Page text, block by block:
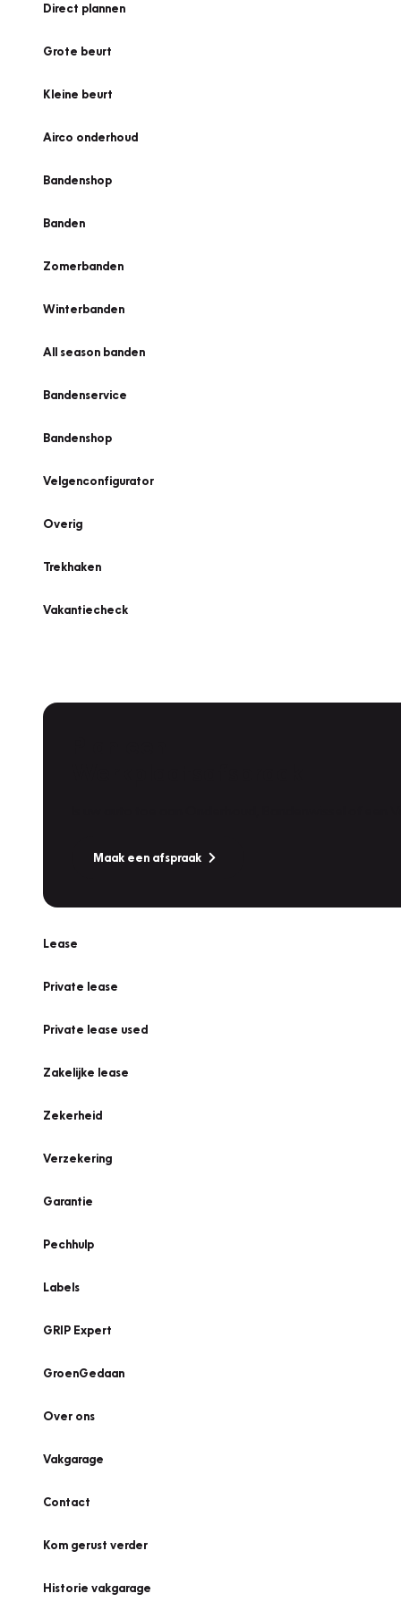
Direct plannen
Grote beurt
Kleine beurt
Airco onderhoud
Bandenshop
Banden
Zomerbanden
Winterbanden
All season banden
Bandenservice
Bandenshop
Velgenconfigurator
Overig
Trekhaken
Vakantiecheck
Maak een afspraak
Lease
Private lease
Private lease used
Zakelijke lease
Zekerheid
Verzekering
Garantie
Pechhulp
Labels
GRIP Expert
GroenGedaan
Over ons
Vakgarage
Contact
Kom gerust verder
Historie vakgarage